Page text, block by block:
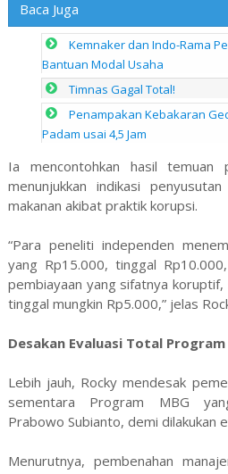
Baca Juga
Kemnaker dan Indo-Rama
Bantuan Modal Usaha
Timnas Gagal Total!
Penampakan Kebakaran
Padam usai 4,5 Jam
Ia mencontohkan hasil temuan
menunjukkan indikasi
makanan akibat praktik korupsi.
“Para peneliti independen
yang Rp15.000, tinggal
pembiayaan yang sifatnya koruptif,
tinggal mungkin Rp5.000,” jelas
Desakan Evaluasi Total Program
Lebih jauh, Rocky mendesak
sementara Program MBG
Prabowo Subianto, demi dilakukan
Menurutnya, pembenahan